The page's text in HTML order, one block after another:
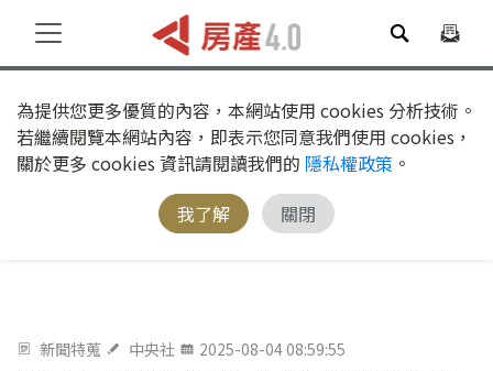
為提供您更多優質的內容，本網站使用 cookies 分析技術。
若繼續閱覽本網站內容，即表示您同意我們使用 cookies，
關於更多 cookies 資訊請閱讀我們的 隱私權政策 。
我了解
關閉
新聞特蒐 中央社 2025-08-04 08:59:55